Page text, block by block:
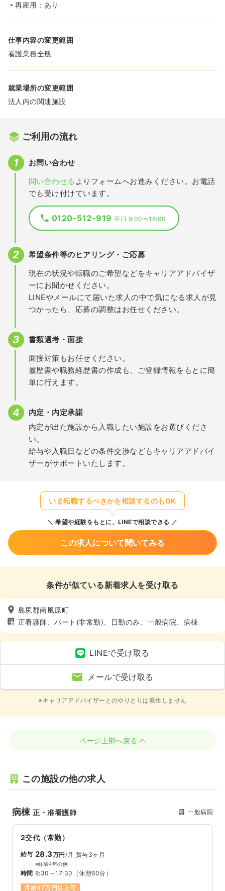
再雇用：あり
仕事内容の変更範囲
看護業務全般
就業場所の変更範囲
法人内の関連施設
ご利用の流れ
お問い合わせ
問い合わせる よりフォームへお進みください。お電話
でも受け付けています。
0120-512-919平日 9:00〜18:00
希望条件等のヒアリング・ご応募
現在の状況や転職のご希望などをキャリアアドバイザ
ーにお聞かせください。
LINEやメールにて届いた求人の中で気になる求人が見
つかったら、応募の調整はお任せください。
書類選考・面接
面接対策もお任せください。
履歴書や職務経歴書の作成も、ご登録情報をもとに簡
単に行えます。
内定・内定承諾
内定が出た施設から入職したい施設をお選びくださ
い。
給与や入職日などの条件交渉などもキャリアアドバイ
ザーがサポートいたします。
いま転職するべきかを相談するのもOK
希望や経験をもとに、LINEで相談できる
この求人について聞いてみる
条件が似ている新着求人を受け取る
島尻郡南風原町
正看護師、パート(非常勤)、日勤のみ、一般病院、病棟
LINEで受け取る
メールで受け取る
※キャリアアドバイザーとのやりとりは発生しません
ページ上部へ戻る
この施設の他の求人
病棟正・准看護師 一般病院
2交代（常勤）
給与 28.3万円/月 賞与3ヶ月
※経験4年の例
時間 8:30～17:30 （休憩60分）
月給37万円以上可